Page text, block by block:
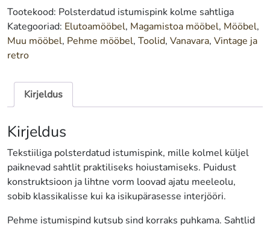
sahtliga
kogus
Tootekood: Polsterdatud istumispink kolme sahtliga
Kategooriad: Elutoamööbel, Magamistoa mööbel, Mööbel,
Muu mööbel, Pehme mööbel, Toolid, Vanavara, Vintage ja
retro
Kirjeldus
Kirjeldus
Tekstiiliga polsterdatud istumispink, mille kolmel küljel
paiknevad sahtlit praktiliseks hoiustamiseks. Puidust
konstruktsioon ja lihtne vorm loovad ajatu meeleolu,
sobib klassikalisse kui ka isikupärasesse interjööri.
Pehme istumispind kutsub sind korraks puhkama. Sahtlid